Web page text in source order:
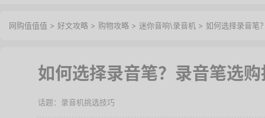
网购值值值 > 好文攻略 > 购物攻略 > 迷你音响\录音机 > 如何选择录音笔
如何选择录音笔？录音笔选
录音机挑选技巧